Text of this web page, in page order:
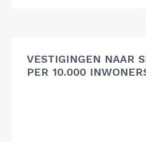
VESTIGINGEN NAAR
PER 10.000